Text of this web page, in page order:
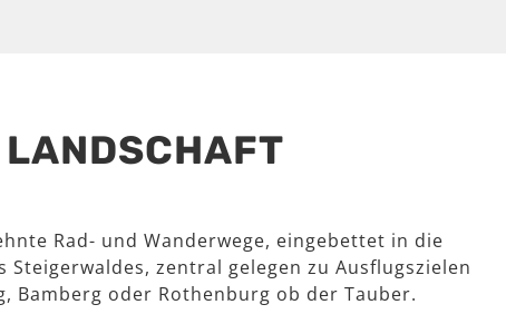
Rad- und Wanderwege, eingebettet in die
Steigerwaldes, zentral gelegen zu Ausflugszielen
Bamberg oder Rothenburg ob der Tauber.